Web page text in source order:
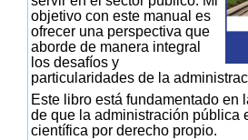
objetivo con este manual es
ofrecer una perspectiva que
aborde de manera integral
los desafíos y
particularidades de la
Este libro está fundamentado en
de que la administración pública
científica por derecho propio.